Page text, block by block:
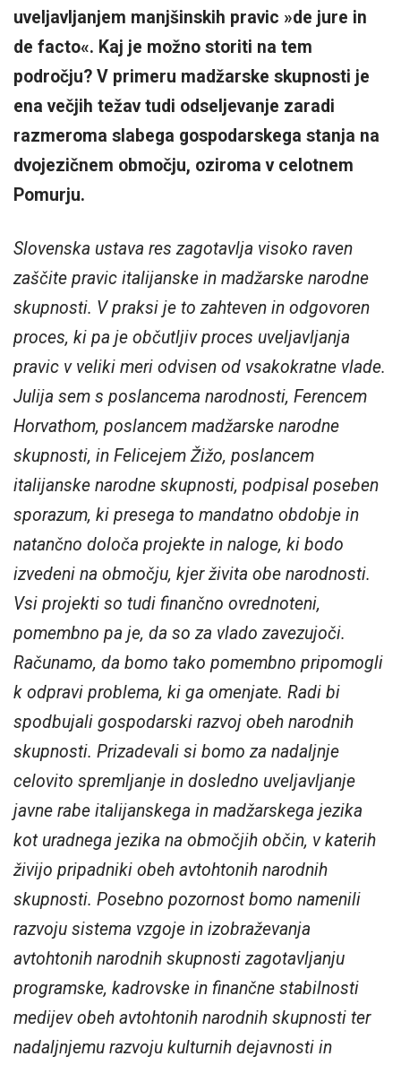
uveljavljanjem manjšinskih pravic »de jure in
de facto«. Kaj je možno storiti na tem
področju? V primeru madžarske skupnosti je
ena večjih težav tudi odseljevanje zaradi
razmeroma slabega gospodarskega stanja na
dvojezičnem območju, oziroma v celotnem
Pomurju.
Slovenska ustava res zagotavlja visoko raven
zaščite pravic italijanske in madžarske narodne
skupnosti. V praksi je to zahteven in odgovoren
proces, ki pa je občutljiv proces uveljavljanja
pravic v veliki meri odvisen od vsakokratne vlade.
Julija sem s poslancema narodnosti, Ferencem
Horvathom, poslancem madžarske narodne
skupnosti, in Felicejem Žižo, poslancem
italijanske narodne skupnosti, podpisal poseben
sporazum, ki presega to mandatno obdobje in
natančno določa projekte in naloge, ki bodo
izvedeni na območju, kjer živita obe narodnosti.
Vsi projekti so tudi finančno ovrednoteni,
pomembno pa je, da so za vlado zavezujoči.
Računamo, da bomo tako pomembno pripomogli
k odpravi problema, ki ga omenjate. Radi bi
spodbujali gospodarski razvoj obeh narodnih
skupnosti. Prizadevali si bomo za nadaljnje
celovito spremljanje in dosledno uveljavljanje
javne rabe italijanskega in madžarskega jezika
kot uradnega jezika na območjih občin, v katerih
živijo pripadniki obeh avtohtonih narodnih
skupnosti. Posebno pozornost bomo namenili
razvoju sistema vzgoje in izobraževanja
avtohtonih narodnih skupnosti zagotavljanju
programske, kadrovske in finančne stabilnosti
medijev obeh avtohtonih narodnih skupnosti ter
nadaljnjemu razvoju kulturnih dejavnosti in